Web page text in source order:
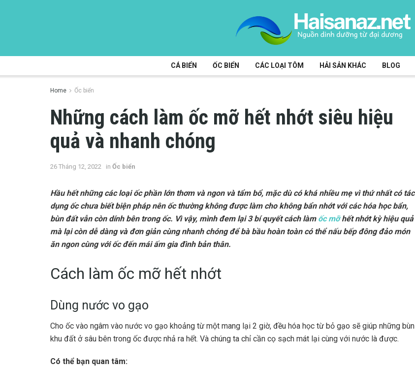
CÁ BIỂN ỐC BIỂN CÁC LOẠI TÔM HẢI SẢN KHÁC BLOG
Home Ốc biển
Những cách làm ốc mỡ hết nhớt siêu hiệu
quả và nhanh chóng
26 Tháng 12, 2022 in Ốc biển
Hầu hết những các loại ốc phần lớn thơm và ngon và tẩm bổ, mặc dù có khá nhiều mẹ vì thứ nhất có tác
dụng ốc chưa biết biện pháp nên ốc thường không được làm cho không bẩn nhớt với các hóa học bẩn,
bùn đất vẫn còn dính bên trong ốc. Vì vậy, mình đem lại 3 bí quyết cách làm ốc mỡhết nhớt kỳ hiệu quả
mà lại còn dễ dàng và đơn giản cùng nhanh chóng để bà bầu hoàn toàn có thể nấu bếp đông đảo món
ăn ngon cùng với ốc đến mái ấm gia đình bản thân.
Cách làm ốc mỡ hết nhớt
Dùng nước vo gạo
Cho ốc vào ngâm vào nước vo gạo khoảng từ một mang lại 2 giờ, đều hóa học từ bỏ gạo sẽ giúp những bùn
khu đất ở sâu bên trong ốc được nhả ra hết. Và chúng ta chỉ cần cọ sạch mát lại cùng với nước là được.
Có thể bạn quan tâm: